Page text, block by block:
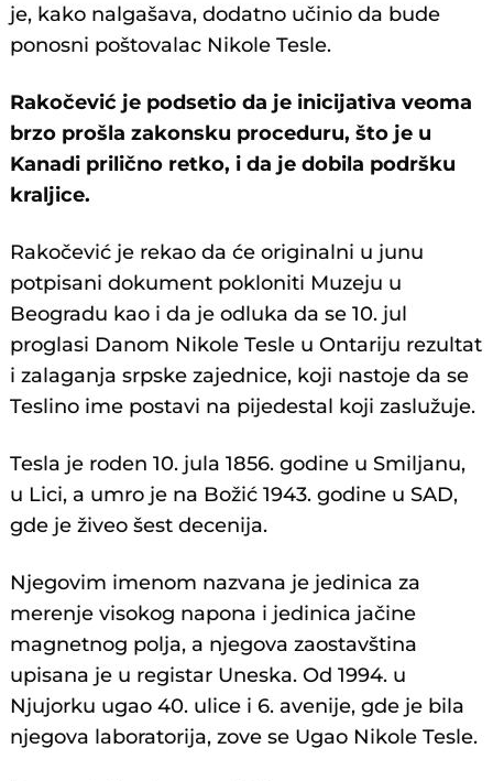
je, kako nalgašava, dodatno učinio da bude
ponosni poštovalac Nikole Tesle.
Rakočević je podsetio da je inicijativa veoma
brzo prošla zakonsku proceduru, što je u
Kanadi prilično retko, i da je dobila podršku
kraljice.
Rakočević je rekao da će originalni u junu
potpisani dokument pokloniti Muzeju u
Beogradu kao i da je odluka da se 10. jul
proglasi Danom Nikole Tesle u Ontariju rezultat
i zalaganja srpske zajednice, koji nastoje da se
Teslino ime postavi na pijedestal koji zaslužuje.
Tesla je roden 10. jula 1856. godine u Smiljanu,
u Lici, a umro je na Božić 1943. godine u SAD,
gde je živeo šest decenija.
Njegovim imenom nazvana je jedinica za
merenje visokog napona i jedinica jačine
magnetnog polja, a njegova zaostavština
upisana je u registar Uneska. Od 1994. u
Njujorku ugao 40. ulice i 6. avenije, gde je bila
njegova laboratorija, zove se Ugao Nikole Tesle.